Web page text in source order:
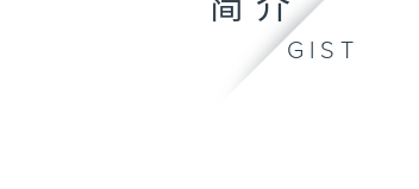
简介
GIST